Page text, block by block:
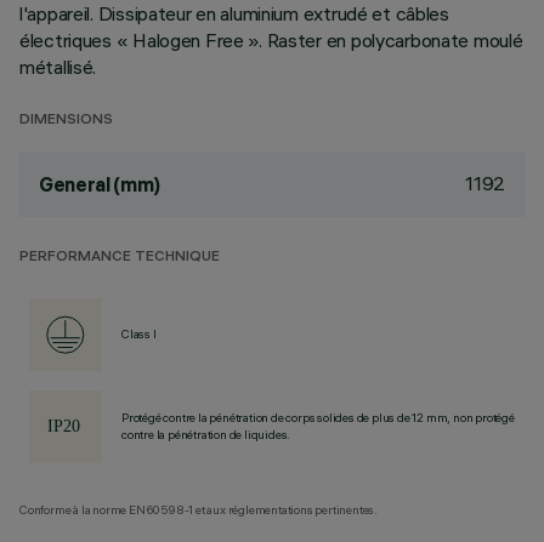
l'appareil. Dissipateur en aluminium extrudé et câbles
électriques « Halogen Free ». Raster en polycarbonate moulé
métallisé.
DIMENSIONS
General (mm) 1192
PERFORMANCE TECHNIQUE
Class I
Protégé contre la pénétration de corps solides de plus de 12 mm, non protégé
contre la pénétration de liquides.
Conforme à la norme EN60598-1 et aux réglementations pertinentes.